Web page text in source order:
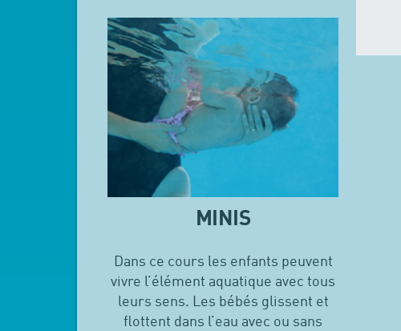
MINIS
Dans ce cours les enfants peuvent
vivre l’élément aquatique avec tous
leurs sens. Les bébés glissent et
flottent dans l’eau avec ou sans